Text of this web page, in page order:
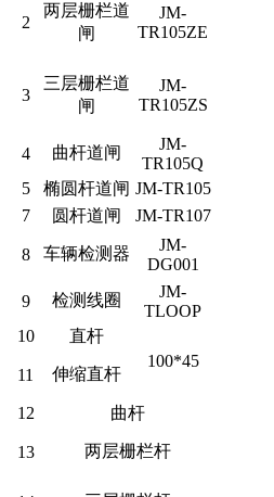
2
两层栅栏道
闸
JM-
TR105ZE
3
三层栅栏道
闸
JM-
TR105ZS
4
曲杆道闸
JM-
TR105Q
5
椭圆杆道闸 JM-TR105
7 圆杆道闸 JM-TR107
8 车辆检测器
JM-
DG001
9 检测线圈
JM-
TLOOP
10
直杆
100*45
11 伸缩直杆
12
曲杆
13 两层栅栏杆